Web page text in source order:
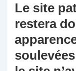
Le site
restera